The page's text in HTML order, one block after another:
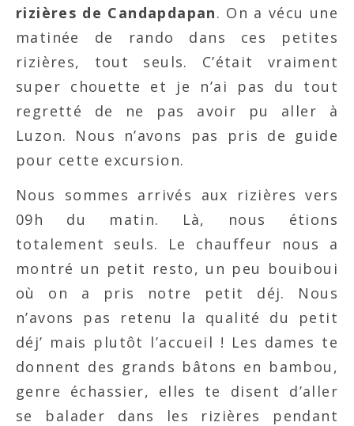
rizières de Candapdapan. On a vécu une
matinée de rando dans ces petites
rizières, tout seuls. C’était vraiment
super chouette et je n’ai pas du tout
regretté de ne pas avoir pu aller à
Luzon. Nous n’avons pas pris de guide
pour cette excursion.
Nous sommes arrivés aux rizières vers
09h du matin. Là, nous étions
totalement seuls. Le chauffeur nous a
montré un petit resto, un peu bouiboui
où on a pris notre petit déj. Nous
n’avons pas retenu la qualité du petit
déj’ mais plutôt l’accueil ! Les dames te
donnent des grands bâtons en bambou,
genre échassier, elles te disent d’aller
se balader dans les rizières pendant